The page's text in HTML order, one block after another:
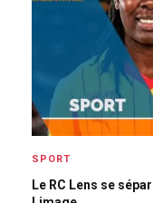
SPORT
Le RC Lens se